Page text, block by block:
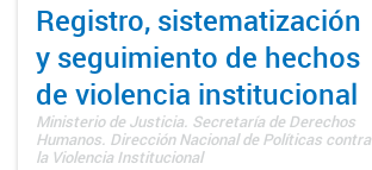
Registro, sistematización
y seguimiento de hechos
de violencia institucional
Ministerio de Justicia. Secretaría de Derechos
Humanos. Dirección Nacional de Políticas contra
la Violencia Institucional